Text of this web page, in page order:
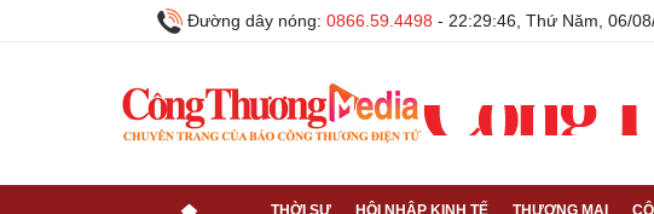
Đường dây nóng: 0866.59.4498 - 22:29:47, Thứ Năm, 06/
THỜI SỰ HỘI NHẬP KINH TẾ THƯƠNG MẠI